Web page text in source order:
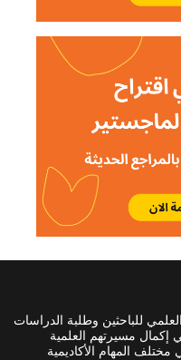
للباحثين وطلبة الدراسات
إكمال مسيرتهم العلمية
المهام الأكاديمية